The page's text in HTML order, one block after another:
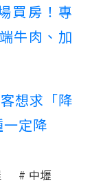
買房！專
牛肉、加
想求「降
定降
中壢